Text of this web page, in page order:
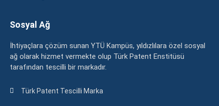
Sosyal Ağ
İhtiyaçlara çözüm sunan YTÜ Kampüs, yıldızlılara özel sosyal
ağ olarak hizmet vermekte olup Türk Patent Enstitüsü
tarafından tescilli bir markadır.
Türk Patent Tescilli Marka